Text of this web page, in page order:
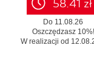
58.41 zł
Do 11.08.26
Oszczędzasz 10%!
W realizacji od